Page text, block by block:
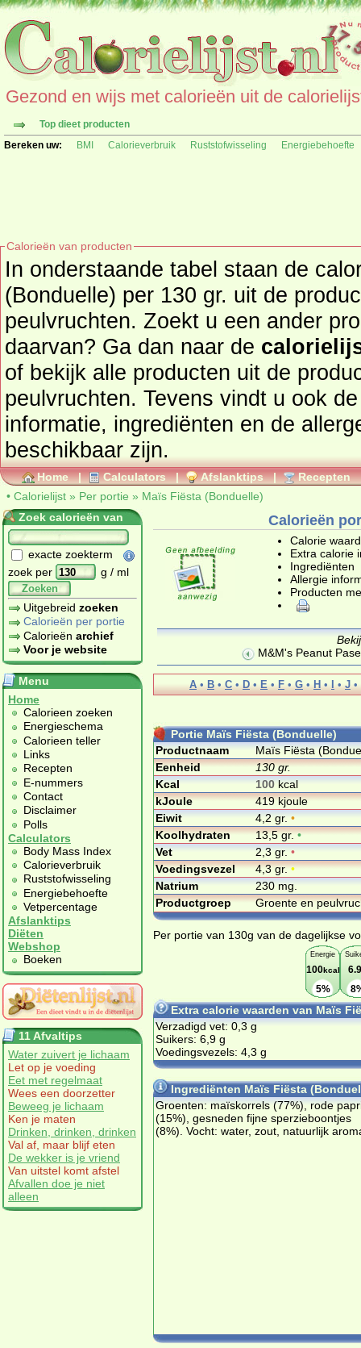
Gezond en wijs met calorieën uit de
Top dieet producten
Bereken uw:
BMI Calorieverbruik Ruststofwisseling Energiebehoefte
Calorieën van producten
In onderstaande tabel staan de
(Bonduelle) per 130 gr. uit de
peulvruchten. Zoekt u een ander product en de calorieën
daarvan? Ga dan naar de
of bekijk alle producten uit de
peulvruchten. Tevens vindt u ook de uitgebreide calorie
informatie, ingrediënten en de
beschikbaar zijn.
Home | Calculators | Afslanktips | Recepten
• Calorielijst » Per portie » Maïs Fiësta (Bonduelle)
Zoek calorieën van
exacte zoekterm
zoek per
g / ml
Zoeken
Uitgebreid zoeken
Calorieën per portie
Calorieën archief
Voor je website
Menu
Home
Calorieen zoeken
Energieschema
Calorieen teller
Links
Recepten
E-nummers
Contact
Disclaimer
Polls
Calculators
Body Mass Index
Calorieverbruik
Ruststofwisseling
Energiebehoefte
Vetpercentage
Afslanktips
Diëten
Webshop
Boeken
11 Afvaltips
Water zuivert je lichaam
Let op je voeding
Eet met regelmaat
Wees een doorzetter
Beweeg je lichaam
Ken je maten
Drinken, drinken, drinken
Val af, maar blijf eten
De wekker is je vriend
Van uitstel komt afstel
Afvallen doe je niet
alleen
Calorieën
Calorie
Extra calorie
Ingrediënten
Allergie
Producten
M&M's Peanut
A • B • C • D • E • F • G • H • I • J •
Portie Maïs Fiësta (Bonduelle)
Productnaam
Maïs Fiësta
Eenheid
130 gr.
Kcal
100 kcal
kJoule
419 kjoule
Eiwit
4,2 gr. •
Koolhydraten
13,5 gr.•
Vet
2,3 gr. •
Voedingsvezel
4,3 gr.•
Natrium
230 mg.
Productgroep
Groente en
Per portie van 130g van de dagelijkse
Energie
100kcal
5%
Extra calorie waarden van Maïs
Verzadigd vet: 0,3 g
Suikers: 6,9 g
Voedingsvezels: 4,3 g
Ingrediënten Maïs Fiësta
Groen­ten: ma­ïs­kor­rels (77%), ro­de
(15%), ge­sne­den fij­ne sper­zie­boon­tjes
(8%). Vocht: wa­ter, zout, na­tuur­lijk